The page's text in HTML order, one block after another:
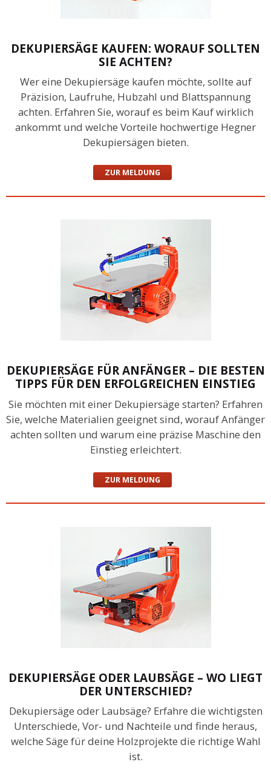
DEKUPIERSÄGE KAUFEN: WORAUF SOLLTEN
SIE ACHTEN?
Wer eine Dekupiersäge kaufen möchte, sollte auf
Präzision, Laufruhe, Hubzahl und Blattspannung
achten. Erfahren Sie, worauf es beim Kauf wirklich
ankommt und welche Vorteile hochwertige Hegner
Dekupiersägen bieten.
ZUR MELDUNG
DEKUPIERSÄGE FÜR ANFÄNGER – DIE BESTEN
TIPPS FÜR DEN ERFOLGREICHEN EINSTIEG
Sie möchten mit einer Dekupiersäge starten? Erfahren
Sie, welche Materialien geeignet sind, worauf Anfänger
achten sollten und warum eine präzise Maschine den
Einstieg erleichtert.
ZUR MELDUNG
DEKUPIERSÄGE ODER LAUBSÄGE – WO LIEGT
DER UNTERSCHIED?
Dekupiersäge oder Laubsäge? Erfahre die wichtigsten
Unterschiede, Vor- und Nachteile und finde heraus,
welche Säge für deine Holzprojekte die richtige Wahl
ist.